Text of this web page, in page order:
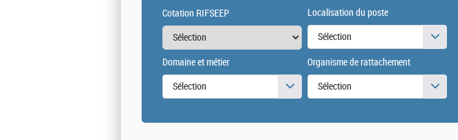
Cotation RIFSEEP Localisation du poste
Sélection
Domaine et métier
Sélection
Organisme de rattachement
Sélection